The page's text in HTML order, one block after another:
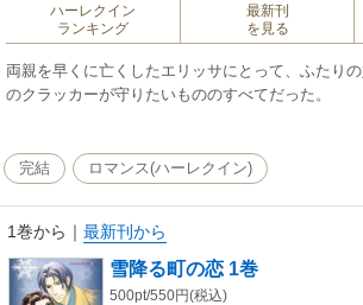
ハーレクイン
ランキング
最新刊
を見る
両親を早くに亡くしたエリッサにとって、ふたり
のクラッカーが守りたいもののすべてだった。
完結 ロマンス(ハーレクイン)
1巻から ｜ 最新刊から
雪降る町の恋 1巻
500pt/550円(税込)